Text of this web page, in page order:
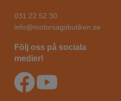
031 22 52 30
info@motorsagsbutiken.se
Följ oss på sociala
medier!